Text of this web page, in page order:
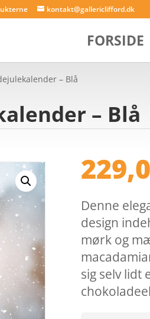
kontakt@gallericlifford.dk
FORSIDE
– Blå
– Blå
Denne
design
mørk og
sig selv lidt